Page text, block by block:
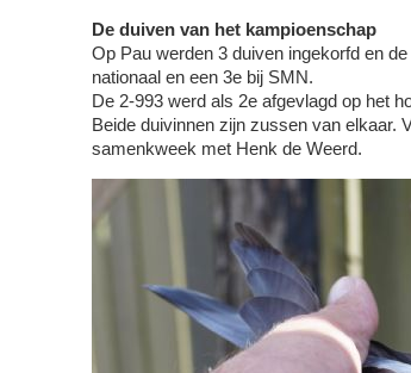
De duiven van het kampioenschap
Op Pau werden 3 duiven ingekorfd en
nationaal en een 3e bij SMN.
De 2-993 werd als 2e afgevlagd op het
Beide duivinnen zijn zussen van elkaar.
samenkweek met Henk de Weerd.